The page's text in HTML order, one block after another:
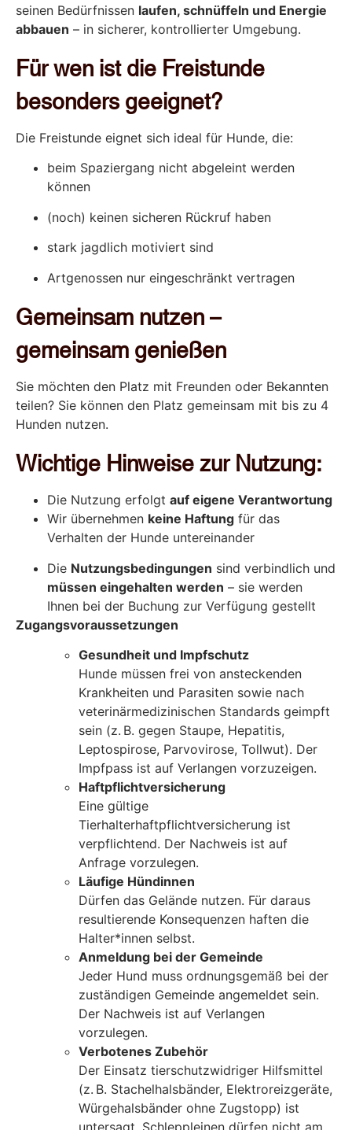
seinen Bedürfnissen laufen, schnüffeln und Energie
abbauen – in sicherer, kontrollierter Umgebung.
Für wen ist die Freistunde
besonders geeignet?
Die Freistunde eignet sich ideal für Hunde, die:
beim Spaziergang nicht abgeleint werden
können
(noch) keinen sicheren Rückruf haben
stark jagdlich motiviert sind
Artgenossen nur eingeschränkt vertragen
Gemeinsam nutzen –
gemeinsam genießen
Sie möchten den Platz mit Freunden oder Bekannten
teilen? Sie können den Platz gemeinsam mit bis zu 4
Hunden nutzen.
Wichtige Hinweise zur Nutzung:
Die Nutzung erfolgt auf eigene Verantwortung
Wir übernehmen keine Haftung für das
Verhalten der Hunde untereinander
Die Nutzungsbedingungen sind verbindlich und
müssen eingehalten werden – sie werden
Ihnen bei der Buchung zur Verfügung gestellt
Zugangsvoraussetzungen
Gesundheit und Impfschutz
Hunde müssen frei von ansteckenden
Krankheiten und Parasiten sowie nach
veterinärmedizinischen Standards geimpft
sein (z. B. gegen Staupe, Hepatitis,
Leptospirose, Parvovirose, Tollwut). Der
Impfpass ist auf Verlangen vorzuzeigen.
Haftpflichtversicherung
Eine gültige
Tierhalterhaftpflichtversicherung ist
verpflichtend. Der Nachweis ist auf
Anfrage vorzulegen.
Läufige Hündinnen
Dürfen das Gelände nutzen. Für daraus
resultierende Konsequenzen haften die
Halter*innen selbst.
Anmeldung bei der Gemeinde
Jeder Hund muss ordnungsgemäß bei der
zuständigen Gemeinde angemeldet sein.
Der Nachweis ist auf Verlangen
vorzulegen.
Verbotenes Zubehör
Der Einsatz tierschutzwidriger Hilfsmittel
(z. B. Stachelhalsbänder, Elektroreizgeräte,
Würgehalsbänder ohne Zugstopp) ist